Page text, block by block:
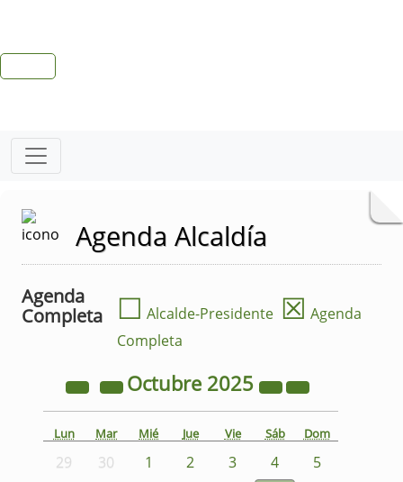
Agenda Alcaldía
Agenda
Completa
☐ Alcalde-Presidente ☒ Agenda
Completa
Octubre 2025
Lun Mar Mié Jue Vie Sáb Dom
29 30 1 2 3 4
5